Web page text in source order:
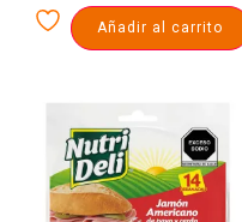
Añadir al carrito